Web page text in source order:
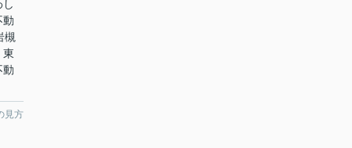
動
槻
東
動
見方